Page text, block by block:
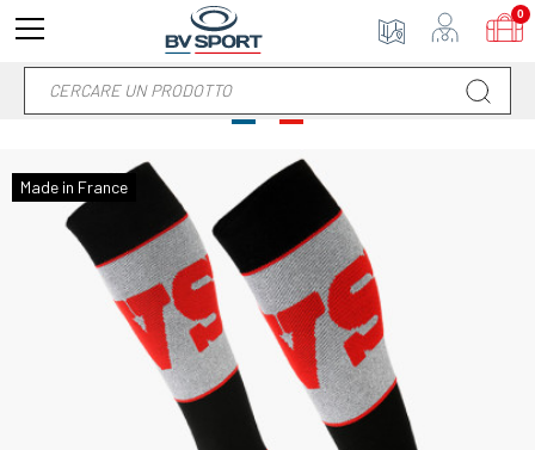
Made in France
0